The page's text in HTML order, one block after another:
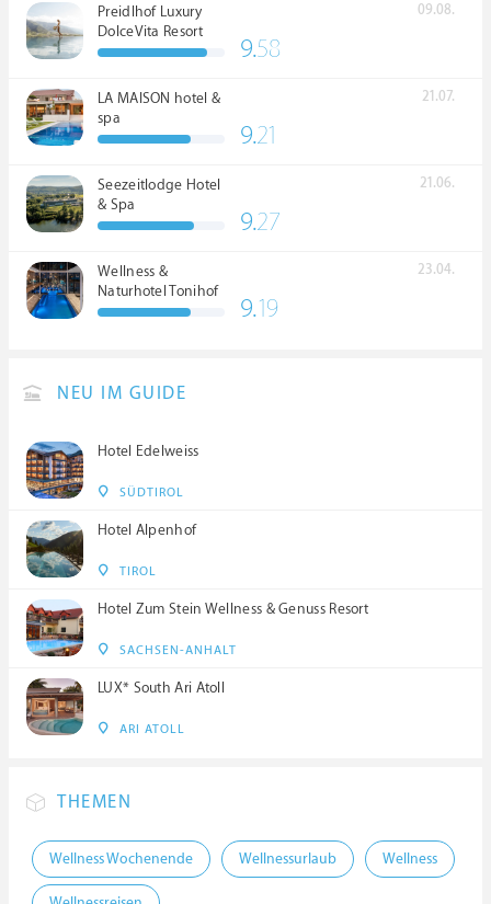
Preidlhof Luxury
DolceVita Resort
*****
09.08.
9.58
LA MAISON hotel &
spa
21.07.
9.21
Seezeitlodge Hotel
& Spa
21.06.
9.27
Wellness &
Naturhotel Tonihof
****S
23.04.
9.19
NEU IM GUIDE
Hotel Edelweiss
SÜDTIROL
Hotel Alpenhof
TIROL
Hotel Zum Stein Wellness & Genuss Resort
SACHSEN-ANHALT
LUX* South Ari Atoll
ARI ATOLL
THEMEN
Wellness Wochenende Wellnessurlaub Wellness